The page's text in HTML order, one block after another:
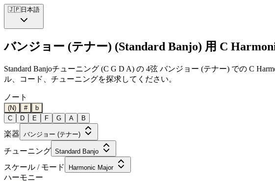
🇯🇵日本語
バンジョー (テナー) (Standard Banjo) 用 C
Standard Banjoチューニング (C G D A) の 4弦 バンジョー (テナー) での C
ル、コード、チューニングを探求してください。
ノート
(N) #
b
C
D E F G A B
楽器 バンジョー (テナー)
チューニング Standard Banjo
スケール / モード Harmonic Major
ハーモニー